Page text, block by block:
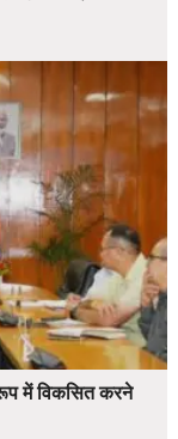
रूप में विकसित करने